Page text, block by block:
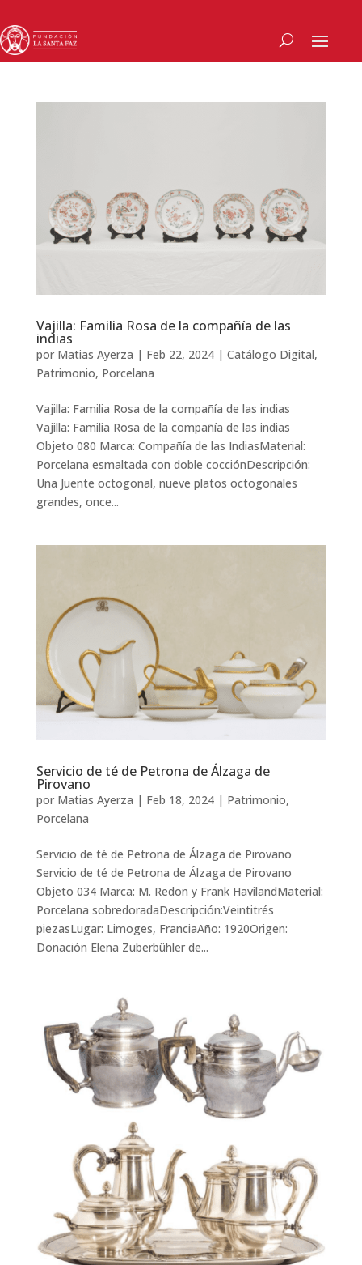
Vajilla: Familia Rosa de la compañía de las
indias
por Matias Ayerza | Feb 22, 2024| Catálogo Digital,
Patrimonio, Porcelana
Vajilla: Familia Rosa de la compañía de las indias
Vajilla: Familia Rosa de la compañía de las indias
Objeto 080 Marca: Compañía de las IndiasMaterial:
Porcelana esmaltada con doble cocciónDescripción:
Una Juente octogonal, nueve platos octogonales
grandes, once...
Servicio de té de Petrona de Álzaga de
Pirovano
por Matias Ayerza | Feb 18, 2024| Patrimonio,
Porcelana
Servicio de té de Petrona de Álzaga de Pirovano
Servicio de té de Petrona de Álzaga de Pirovano
Objeto 034 Marca: M. Redon y Frank HavilandMaterial:
Porcelana sobredoradaDescripción:Veintitrés
piezasLugar: Limoges, FranciaAño: 1920Origen:
Donación Elena Zuberbühler de...